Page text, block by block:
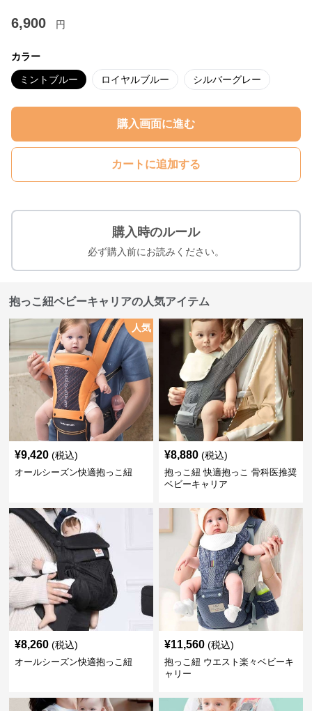
6,900 円
カラー
ミントブルー ロイヤルブルー シルバーグレー
購入画面に進む
カートに追加する
購入時のルール
必ず購入前にお読みください。
抱っこ紐ベビーキャリアの人気アイテム
人気
¥9,420 (税込)
オールシーズン快適抱っこ紐
¥8,880 (税込)
抱っこ紐 快適抱っこ 骨科医推奨
ベビーキャリア
¥8,260 (税込)
オールシーズン快適抱っこ紐
¥11,560 (税込)
抱っこ紐 ウエスト楽々ベビーキ
ャリー